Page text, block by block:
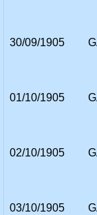
30/09/1905
01/10/1905
02/10/1905
03/10/1905